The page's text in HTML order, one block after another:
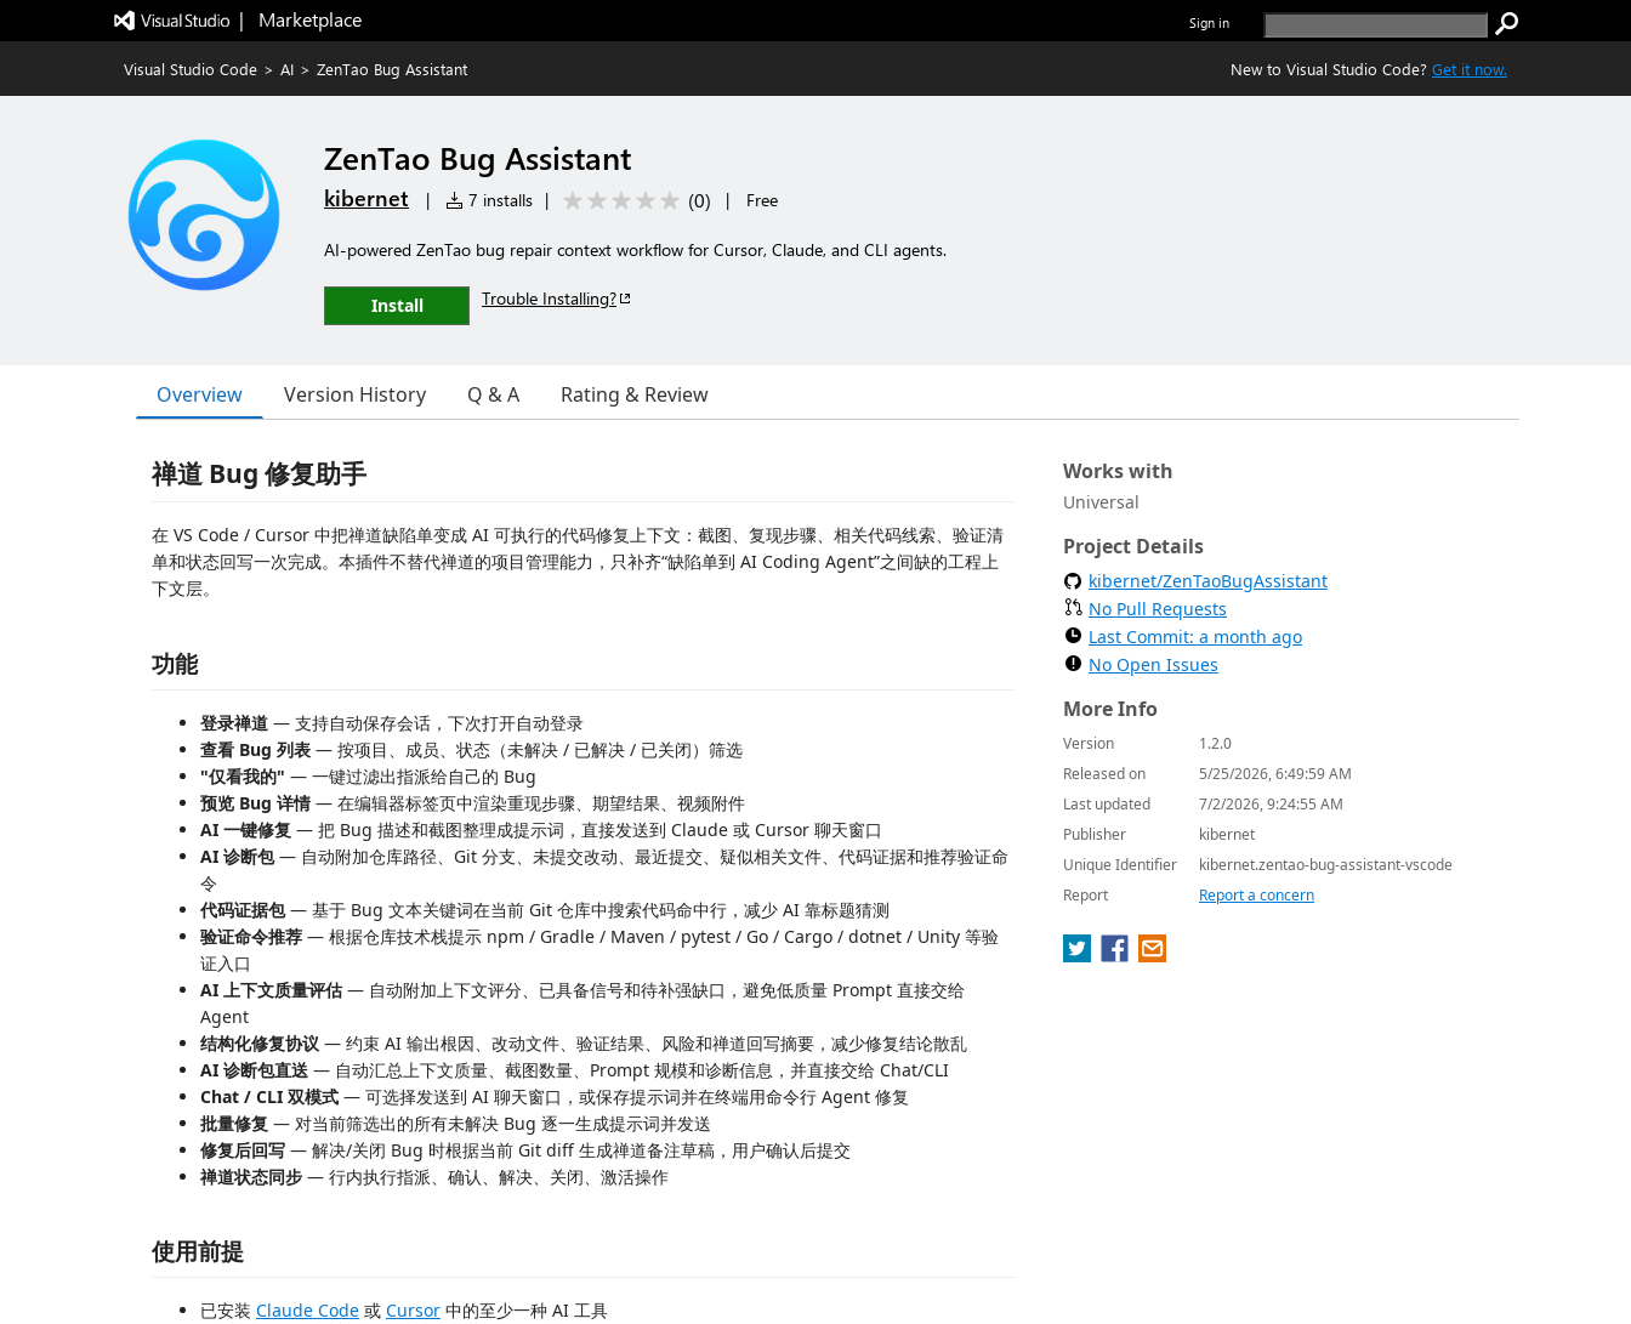
|   Marketplace Sign in
Visual Studio Code > AI > ZenTao Bug Assistant New to Visual Studio Code? Get it now.
ZenTao Bug Assistant
kibernet | 7 installs | (0) | Free
AI-powered ZenTao bug repair context workflow for Cursor, Claude, and CLI agents.
Install Trouble Installing?
Overview Version History Q & A Rating & Review
禅道 Bug 修复助手
在 VS Code / Cursor 中把禅道缺陷单变成 AI 可执行的代码修复上下文：截图、复现步骤、相关代码线索、验证清
单和状态回写一次完成。本插件不替代禅道的项目管理能力，只补齐“缺陷单到 AI Coding Agent”之间缺的工程上
下文层。
功能
登录禅道 — 支持自动保存会话，下次打开自动登录
查看 Bug 列表 — 按项目、成员、状态（未解决 / 已解决 / 已关闭）筛选
"仅看我的" — 一键过滤出指派给自己的 Bug
预览 Bug 详情— 在编辑器标签页中渲染重现步骤、期望结果、视频附件
AI 一键修复 — 把 Bug 描述和截图整理成提示词，直接发送到 Claude 或 Cursor 聊天窗口
AI 诊断包— 自动附加仓库路径、Git 分支、未提交改动、最近提交、疑似相关文件、代码证据和推荐验证命
令
代码证据包— 基于 Bug 文本关键词在当前 Git 仓库中搜索代码命中行，减少 AI 靠标题猜测
验证命令推荐 — 根据仓库技术栈提示 npm / Gradle / Maven / pytest / Go / Cargo / dotnet / Unity 等验
证入口
AI 上下文质量评估 — 自动附加上下文评分、已具备信号和待补强缺口，避免低质量 Prompt 直接交给
Agent
结构化修复协议 — 约束 AI 输出根因、改动文件、验证结果、风险和禅道回写摘要，减少修复结论散乱
AI 诊断包直送 — 自动汇总上下文质量、截图数量、Prompt 规模和诊断信息，并直接交给 Chat/CLI
Chat / CLI 双模式 — 可选择发送到 AI 聊天窗口，或保存提示词并在终端用命令行 Agent 修复
批量修复 — 对当前筛选出的所有未解决 Bug 逐一生成提示词并发送
修复后回写 — 解决/关闭 Bug 时根据当前 Git diff 生成禅道备注草稿，用户确认后提交
禅道状态同步 — 行内执行指派、确认、解决、关闭、激活操作
使用前提
已安装 Claude Code 或 Cursor 中的至少一种 AI 工具
Works with
Universal
Project Details
kibernet/ZenTaoBugAssistant
No Pull Requests
Last Commit: a month ago
No Open Issues
More Info
Version
1.2.0
Released on
5/25/2026, 6:49:59 AM
Last updated
7/2/2026, 9:24:55 AM
Publisher
kibernet
Unique Identifier
kibernet.zentao-bug-assistant-vscode
Report
Report a concern